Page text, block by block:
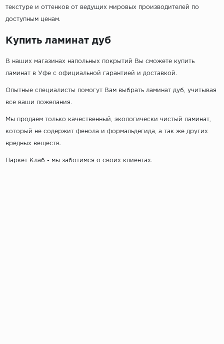
текстуре и оттенков от ведущих мировых производителей по
доступным ценам.
Купить ламинат дуб
В наших магазинах напольных покрытий Вы сможете купить
ламинат в Уфес официальной гарантией и доставкой.
Опытные специалисты помогут Вам выбрать ламинат дуб, учитывая
все ваши пожелания.
Мы продаем только качественный, экологически чистый ламинат,
который не содержит фенола и формальдегида, а так же других
вредных веществ.
Паркет Клаб - мы заботимся о своих клиентах.